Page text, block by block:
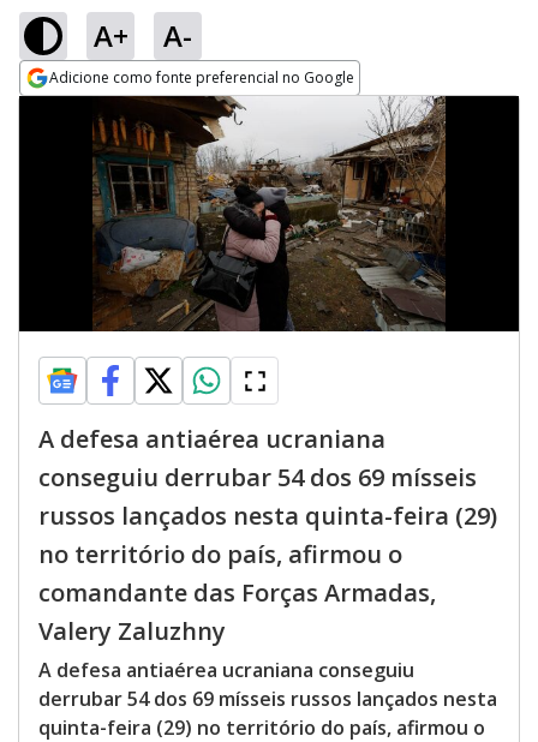
A+ A-
Adicione como fonte preferencial no Google
Opens in new window
A defesa antiaérea ucraniana
conseguiu derrubar 54 dos 69 mísseis
russos lançados nesta quinta-feira (29)
no território do país, afirmou o
comandante das Forças Armadas,
Valery Zaluzhny
A defesa antiaérea ucraniana conseguiu
derrubar 54 dos 69 mísseis russos lançados nesta
quinta-feira (29) no território do país, afirmou o